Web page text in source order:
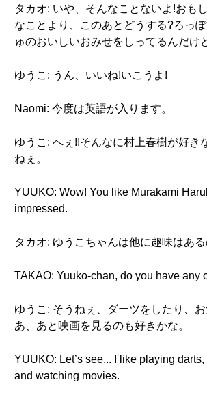
タカオ: いや、そんなことないよ!おも
なことより、このあとどうする?ろっ
ゅのおいしいおみせをしってるんだけ
ゆうこ: うん、いいね!いこうよ!
Naomi: 今度は英語が入ります。
ゆうこ: へぇ!!そんなに村上春樹が好き
ねぇ。
YUUKO: Wow! You like Murakami
impressed.
タカオ: ゆうこちゃんは他に趣味はあ
TAKAO: Yuuko-chan, do you have any
ゆうこ: そうねぇ、ダーツをしたり、お
あ、あと映画を見るのも好きかな。
YUUKO: Let’s see... I like playing
and watching movies.